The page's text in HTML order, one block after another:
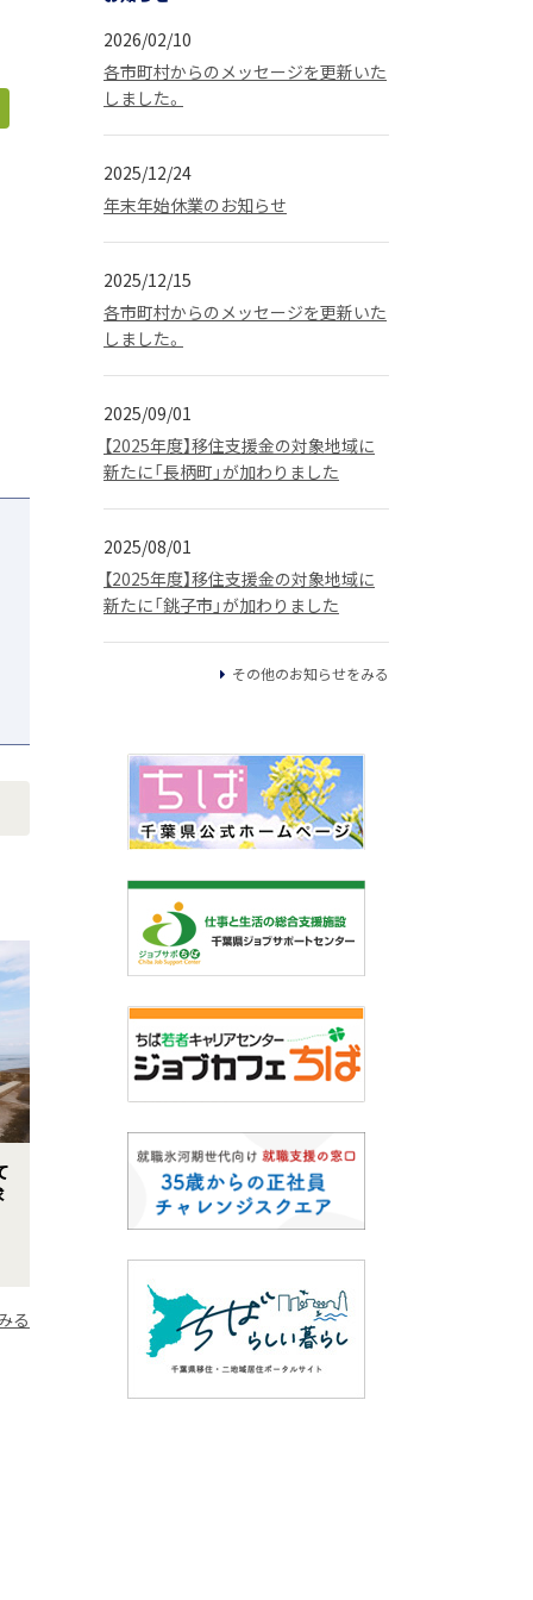
る
2026/02/10
各市町村からのメッセージを更新いた
しました。
2025/12/24
年末年始休業のお知らせ
2025/12/15
各市町村からのメッセージを更新いた
しました。
2025/09/01
【2025年度】移住支援金の対象地域に
新たに「長柄町」が加わりました
2025/08/01
【2025年度】移住支援金の対象地域に
新たに「銚子市」が加わりました
その他のお知らせをみる